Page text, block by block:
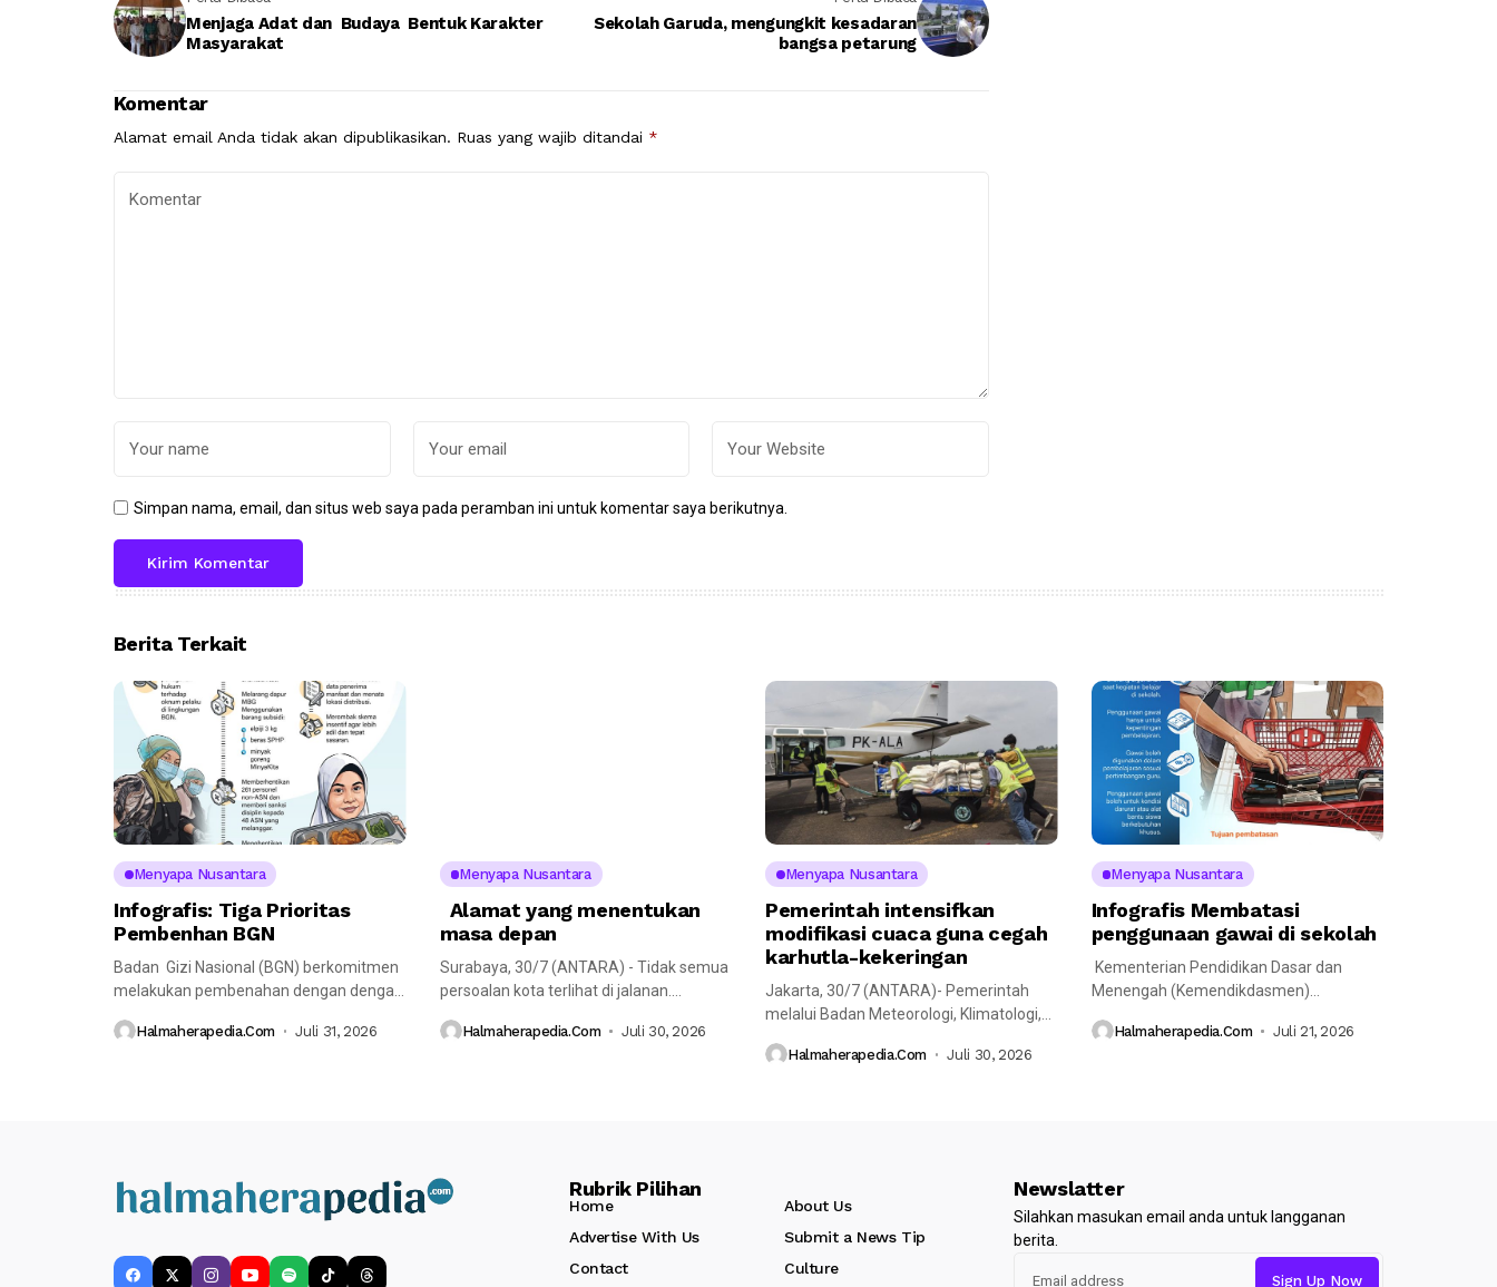
Menjaga Adat dan Budaya Bentuk Karakter
Masyarakat
Sekolah Garuda, mengungkit kesadaran
bangsa petarung
Komentar
Alamat email Anda tidak akan dipublikasikan. Ruas yang wajib ditandai *
Simpan nama, email, dan situs web saya pada peramban ini untuk komentar saya berikutnya.
Berita Terkait
Menyapa Nusantara
Infografis: Tiga Prioritas
Pembenhan BGN
Badan Gizi Nasional (BGN) berkomitmen
melakukan pembenahan dengan dengan
Halmaherapedia.com Juli 31, 2026
Menyapa Nusantara
Alamat yang menentukan
masa depan
Surabaya, 30/7 (ANTARA) - Tidak semua
persoalan kota terlihat di jalanan.
Halmaherapedia.com Juli 30, 2026
Menyapa Nusantara
Pemerintah intensifkan
modifikasi cuaca guna cegah
karhutla-kekeringan
Jakarta, 30/7 (ANTARA)- Pemerintah
melalui Badan Meteorologi, Klimatologi,
pelaksanaan...
Halmaherapedia.com Juli 30, 2026
Menyapa Nusantara
Infografis Membatasi
penggunaan gawai di sekolah
Kementerian Pendidikan Dasar dan
Menengah (Kemendikdasmen)
sekolah mulai...
Halmaherapedia.com Juli 21, 2026
Rubrik Pilihan
Home
About Us
Advertise With Us
Submit a News Tip
Contact
Culture
Newslatter
Silahkan masukan email anda untuk langganan
berita.